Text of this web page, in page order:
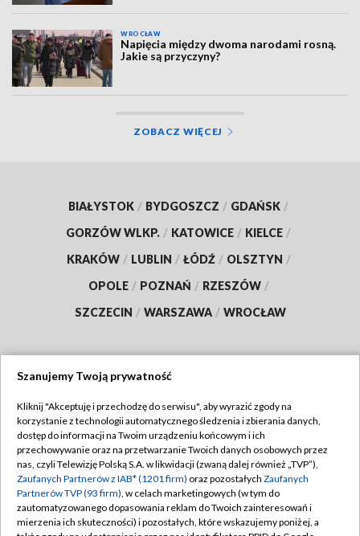
WROCŁAW
Napięcia między dwoma narodami rosną.
Jakie są przyczyny?
ZOBACZ WIĘCEJ
BIAŁYSTOK / BYDGOSZCZ / GDAŃSK /
GORZÓW WLKP. / KATOWICE / KIELCE /
KRAKÓW / LUBLIN / ŁÓDŹ / OLSZTYN /
OPOLE / POZNAŃ / RZESZÓW /
SZCZECIN / WARSZAWA / WROCŁAW
TVP
Abonament TVP
Emisja w TVP
Centrum informacji TVP
Naziemna Telewizja Cyfrowa
Regulamin TVP
Polityka prywatności
Moje zgody
Pomoc
Szanujemy Twoją prywatność
Kliknij "Akceptuję i przechodzę do serwisu", aby wyrazić zgody na
korzystanie z technologii automatycznego śledzenia i zbierania danych,
dostęp do informacji na Twoim urządzeniu końcowym i ich
przechowywanie oraz na przetwarzanie Twoich danych osobowych przez
nas, czyli Telewizję Polską S.A. w likwidacji (zwaną dalej również „TVP”),
Zaufanych Partnerów z IAB* (1201 firm) oraz pozostałych Zaufanych
Partnerów TVP (93 firm), w celach marketingowych (w tym do
zautomatyzowanego dopasowania reklam do Twoich zainteresowań i
mierzenia ich skuteczności) i pozostałych, które wskazujemy poniżej, a